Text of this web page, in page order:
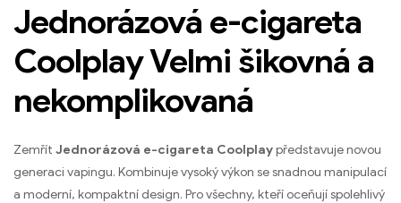
Jednorázová e-cigareta
Coolplay Velmi šikovná a
nekomplikovaná
Zemřít Jednorázová e-cigareta Coolplaypředstavuje novou
generaci vapingu. Kombinuje vysoký výkon se snadnou manipulací
a moderní, kompaktní design. Pro všechny, kteří oceňují spolehlivý